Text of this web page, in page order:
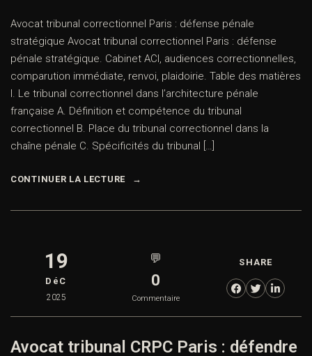
Avocat tribunal correctionnel Paris : défense pénale
stratégique Avocat tribunal correctionnel Paris : défense
pénale stratégique. Cabinet ACI, audiences correctionnelles,
comparution immédiate, renvoi, plaidoirie. Table des matières
I. Le tribunal correctionnel dans l’architecture pénale
française A. Définition et compétence du tribunal
correctionnel B. Place du tribunal correctionnel dans la
chaîne pénale C. Spécificités du tribunal […]
CONTINUER LA LECTURE
19
DéC
2025
💬
0
Commentaire
SHARE
Avocat tribunal CRPC Paris : défendre